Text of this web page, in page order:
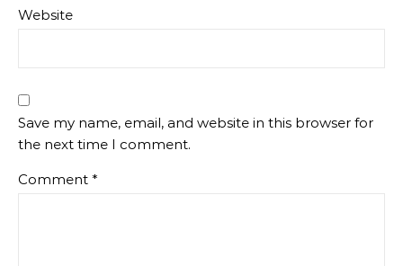
Website
Save my name, email, and website in this browser for
the next time I comment.
Comment *